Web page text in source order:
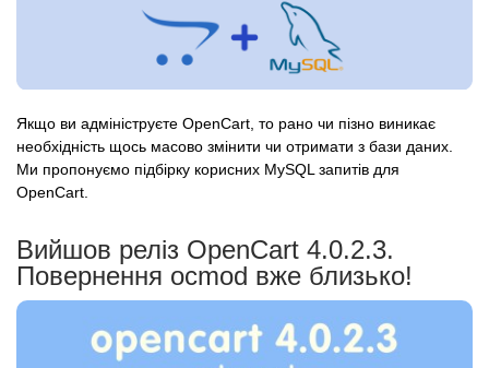
Якщо ви адмініструєте OpenCart, то рано чи пізно виникає
необхідність щось масово змінити чи отримати з бази даних.
Ми пропонуємо підбірку корисних MySQL запитів для
OpenCart.
Вийшов реліз OpenCart 4.0.2.3.
Повернення ocmod вже близько!